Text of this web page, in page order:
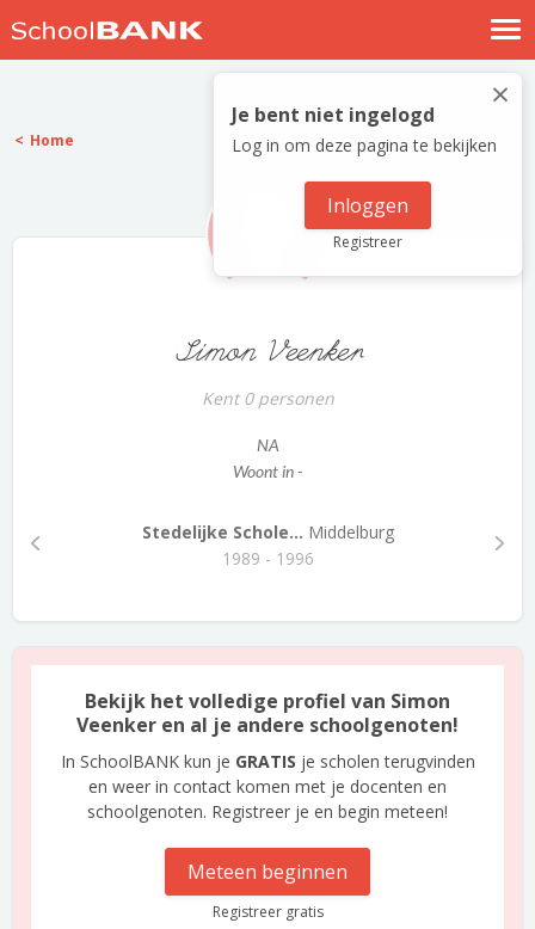
Nostalgische verhalen
Log in
Meld je gratis aan
×
Je bent niet ingelogd
Log in om deze pagina te bekijken
Inloggen
Registreer
Home
Simon Veenker
Kent 0 personen
NA
Woont in -
Stedelijke Schole... Middelburg
1989 - 1996
Bekijk het volledige profiel van Simon
Veenker en al je andere schoolgenoten!
In SchoolBANK kun je GRATIS je scholen terugvinden
en weer in contact komen met je docenten en
schoolgenoten. Registreer je en begin meteen!
Meteen beginnen
Registreer gratis